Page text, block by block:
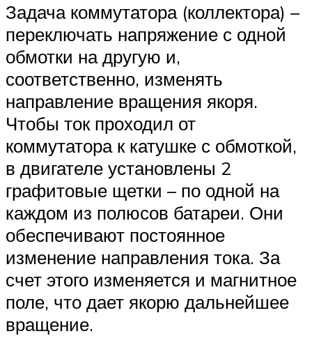
Задача коммутатора (коллектора) –
переключать напряжение с одной
обмотки на другую и,
соответственно, изменять
направление вращения якоря.
Чтобы ток проходил от
коммутатора к катушке с обмоткой,
в двигателе установлены 2
графитовые щетки – по одной на
каждом из полюсов батареи. Они
обеспечивают постоянное
изменение направления тока. За
счет этого изменяется и магнитное
поле, что дает якорю дальнейшее
вращение.